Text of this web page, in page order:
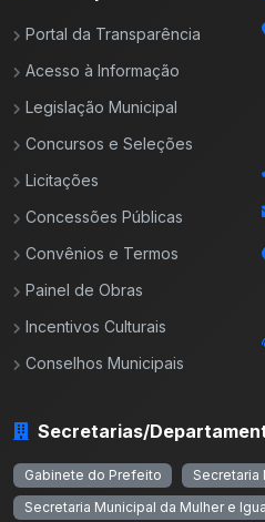
Portal da Transparência
Acesso à Informação
Legislação Municipal
Concursos e Seleções
Licitações
Concessões Públicas
Convênios e Termos
Painel de Obras
Incentivos Culturais
Conselhos Municipais
Secretarias/
Gabinete do Prefeito
Secretaria
Secretaria Municipal da Mulher e